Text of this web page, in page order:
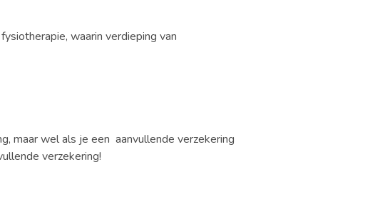
waarin verdieping van
maar wel als je een aanvullende verzekering
verzekering!